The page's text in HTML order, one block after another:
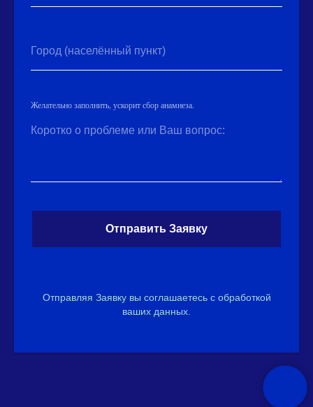
Город (населённый пункт)
Желательно заполнить, ускорит сбор анамнеза.
Коротко о проблеме или Ваш вопрос:
Отправить Заявку
Отправляя Заявку вы соглашаетесь с обработкой
ваших данных.